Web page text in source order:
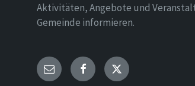
Aktivitäten, Angebote und
Gemeinde informieren.
E- Facebook Twitter